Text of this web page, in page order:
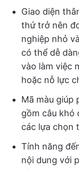
Giao diện
thứ trở nên
nghiệp nhỏ
có thể dễ
vào làm việc
hoặc nỗ lực
Mã màu giúp
gồm câu khó
các lựa chọn
Tính năng
nội dung với